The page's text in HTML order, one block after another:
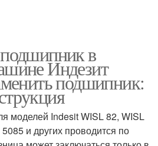
в
Индезит
подшипник:
моделей Indesit WISL 82, WISL
и других проводится по